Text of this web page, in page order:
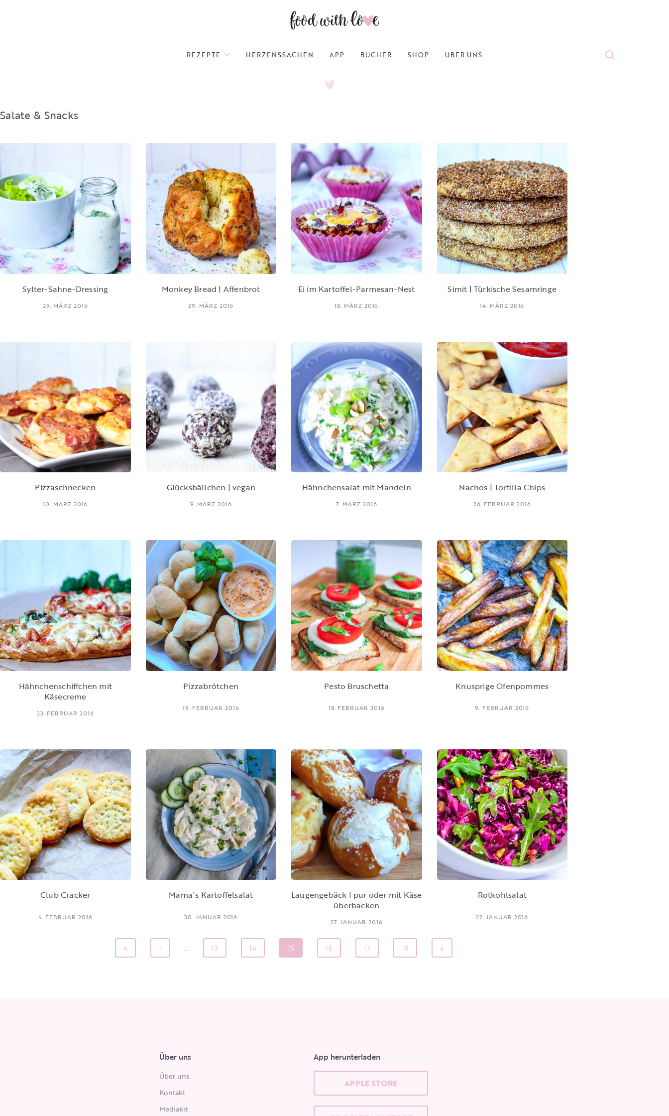
REZEPTE HERZENSSACHEN APP BÜCHER SHOP ÜBER UNS
Salate & Snacks
Sylter-Sahne-Dressing
29. MÄRZ 2016
Monkey Bread | Affenbrot
29. MÄRZ 2016
Ei im Kartoffel-Parmesan-Nest
18. MÄRZ 2016
Simit | Türkische Sesamringe
14. MÄRZ 2016
Pizzaschnecken
10. MÄRZ 2016
Glücksbällchen | vegan
9. MÄRZ 2016
Hähnchensalat mit Mandeln
7. MÄRZ 2016
Nachos | Tortilla Chips
26. FEBRUAR 2016
Hähnchenschiffchen mit
Käsecreme
23. FEBRUAR 2016
Pizzabrötchen
19. FEBRUAR 2016
Pesto Bruschetta
18. FEBRUAR 2016
Knusprige Ofenpommes
9. FEBRUAR 2016
Club Cracker
4. FEBRUAR 2016
Mama´s Kartoffelsalat
30. JANUAR 2016
Laugengebäck | pur oder mit Käse
überbacken
27. JANUAR 2016
Rotkohlsalat
22. JANUAR 2016
« 1 … 13 14 15 16 17 18 »
Über uns
Über uns
Kontakt
Mediakit
App herunterladen
APPLE STORE